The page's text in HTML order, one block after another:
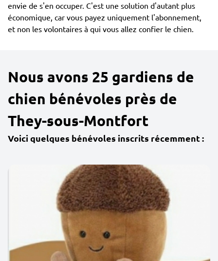
envie de s'en occuper. C'est une solution d'autant plus
économique, car vous payez uniquement l'abonnement,
et non les volontaires à qui vous allez confier le chien.
Nous avons 25 gardiens de
chien bénévoles près de
They-sous-Montfort
Voici quelques bénévoles inscrits récemment :